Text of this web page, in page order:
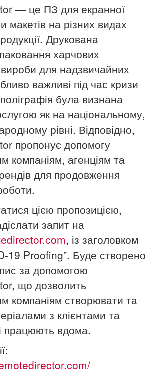
— це ПЗ для екранної
макетів на різних видах
Друкована
харчових
вироби для надзвичайних
важливі під час кризи
була визнана
як на національному,
рівні. Відповідно,
пропонує допомогу
компаніям, агенціям та
для продовження
цією пропозицією,
запит на
, із заголовком
19 Proofing”. Буде створено
за допомогою
що дозволить
компаніям створювати та
з клієнтами та
працюють вдома.